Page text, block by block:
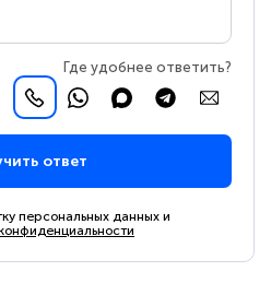
Где удобнее ответить?
ответ
персональных данных и